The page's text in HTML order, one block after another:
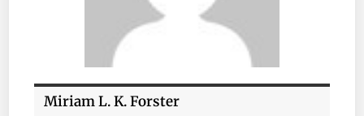
Miriam L. K. Forster